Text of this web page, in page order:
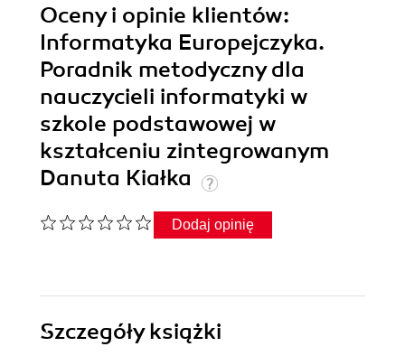
Oceny i opinie klientów:
Informatyka Europejczyka.
Poradnik metodyczny dla
nauczycieli informatyki w
szkole podstawowej w
kształceniu zintegrowanym
Danuta Kiałka
Dodaj opinię
Szczegółyksiążki